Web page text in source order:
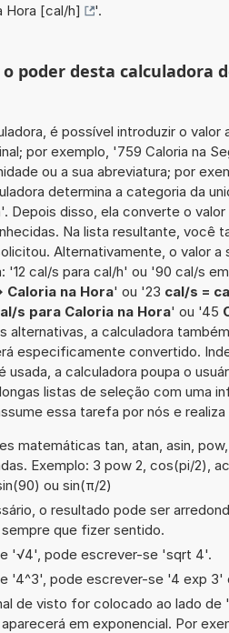
Hora [cal/h]
'.
poder desta calculadora
é possível introduzir o
por exemplo, '759 Caloria na
ou a sua abreviatura; por
determina a categoria da
Depois disso, ela converte o
Na lista resultante, você
Alternativamente, o valor
'12 cal/s para cal/h' ou '90 cal/s
Caloria na Hora' ou '23 cal/s =
s para Caloria na Hora' ou '45
alternativas, a calculadora
especificamente convertido.
usada, a calculadora poupa o
listas de seleção com uma
essa tarefa por nós e
matemáticas tan, atan, asin,
Exemplo: 3 pow 2, cos(pi/2),
ou sin(π/2)
o resultado pode ser
que fizer sentido.
'√4', pode escrever-se 'sqrt 4'.
'4^3', pode escrever-se '4 exp 3'
de visto for colocado ao lado
em exponencial. Por